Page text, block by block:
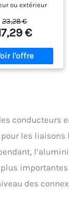
ou extérieur
Protection
les risques
une installation
aisée
23,28 €
€
conducteurs
les
des